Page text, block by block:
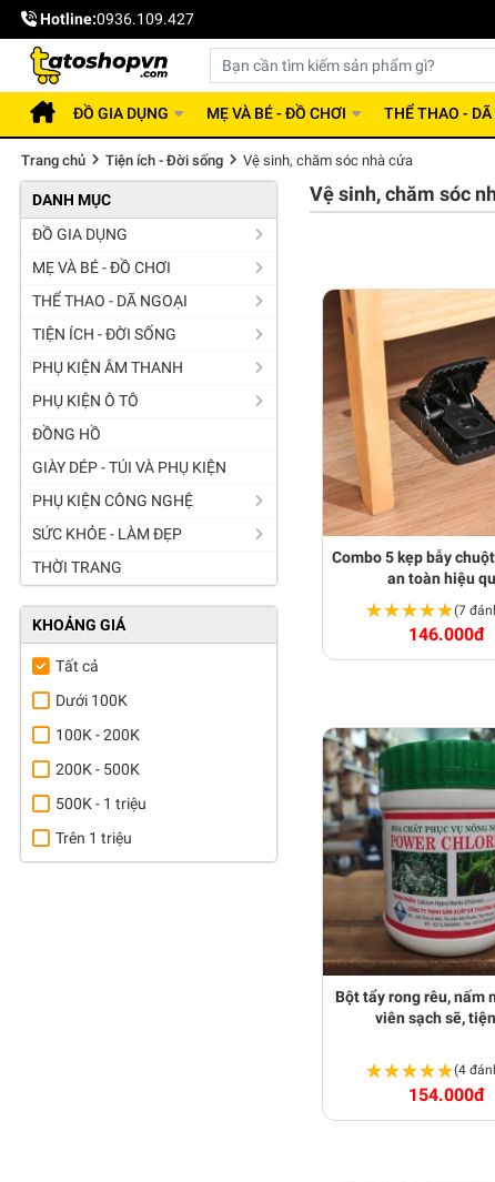
Hotline:0936.109.427
ĐỒ GIA DỤNG MẸ VÀ BÉ - ĐỒ CHƠI THỂ THAO - DÃ
Trang chủ Tiện ích - Đời sống Vệ sinh, chăm sóc nhà cửa
DANH MỤC
ĐỒ GIA DỤNG
MẸ VÀ BÉ - ĐỒ CHƠI
THỂ THAO - DÃ NGOẠI
TIỆN ÍCH - ĐỜI SỐNG
PHỤ KIỆN ÂM THANH
PHỤ KIỆN Ô TÔ
ĐỒNG HỒ
GIÀY DÉP - TÚI VÀ PHỤ KIỆN
PHỤ KIỆN CÔNG NGHỆ
SỨC KHỎE - LÀM ĐẸP
THỜI TRANG
KHOẢNG GIÁ
Tất cả
Dưới 100K
100K - 200K
200K - 500K
500K - 1 triệu
Trên 1 triệu
Vệ sinh, chăm sóc
Combo 5 kẹp bẫy
an toàn hiệu
★★★★★
★★★★★(7
146.000đ
Bột tẩy rong rêu, nấm
viên sạch sẽ,
★★★★★
★★★★★(4
154.000đ